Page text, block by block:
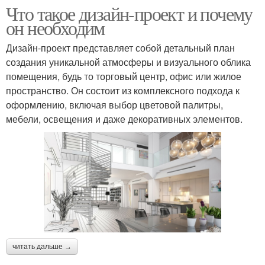
Что такое дизайн-проект и почему
он необходим
Дизайн-проект представляет собой детальный план
создания уникальной атмосферы и визуального облика
помещения, будь то торговый центр, офис или жилое
пространство. Он состоит из комплексного подхода к
оформлению, включая выбор цветовой палитры,
мебели, освещения и даже декоративных элементов.
читать дальше →